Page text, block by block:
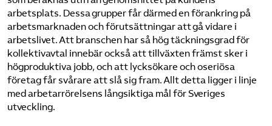
arbetsplats. Dessa grupper får därmed en förankring på
arbetsmarknaden och förutsättningar att gå vidare i
arbetslivet. Att branschen har så hög täckningsgrad för
kollektivavtal innebär också att tillväxten främst sker i
högproduktiva jobb, och att lycksökare och oseriösa
företag får svårare att slå sig fram. Allt detta ligger i linje
med arbetarrörelsens långsiktiga mål för Sveriges
utveckling.